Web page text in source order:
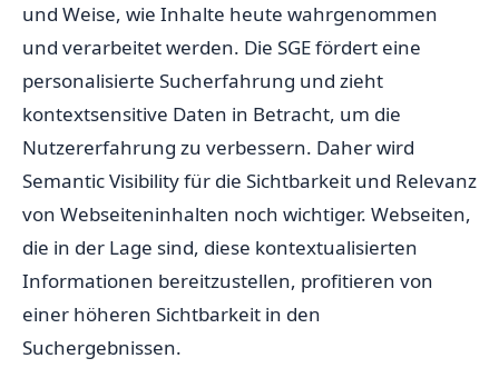
und Weise, wie Inhalte heute wahrgenommen
und verarbeitet werden. Die SGE fördert eine
personalisierte Sucherfahrung und zieht
kontextsensitive Daten in Betracht, um die
Nutzererfahrung zu verbessern. Daher wird
Semantic Visibility für die Sichtbarkeit und Relevanz
von Webseiteninhalten noch wichtiger. Webseiten,
die in der Lage sind, diese kontextualisierten
Informationen bereitzustellen, profitieren von
einer höheren Sichtbarkeit in den
Suchergebnissen.